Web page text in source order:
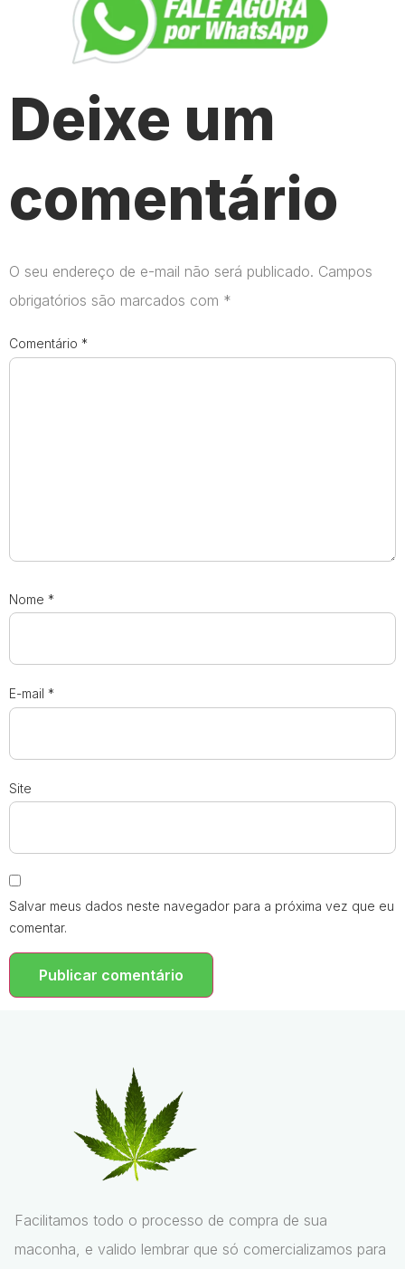
Deixe um
comentário
O seu endereço de e-mail não será publicado. Campos
obrigatórios são marcados com *
Comentário *
Nome *
E-mail *
Site
Salvar meus dados neste navegador para a próxima vez que eu
comentar.
Facilitamos todo o processo de compra de sua
maconha, e valido lembrar que só comercializamos para